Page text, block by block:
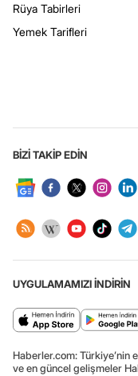
Rüya Tabirleri
Yemek Tarifleri
BİZİ TAKİP EDİN
UYGULAMAMIZI İNDİRİN
Haberler.com: Türkiye’nin
ve en güncel gelişmeler